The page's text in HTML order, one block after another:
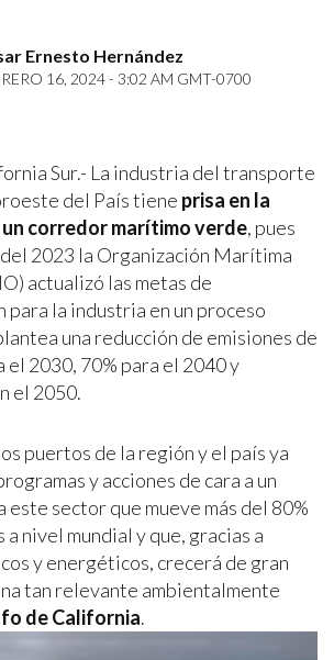
Ernesto Hernández
16, 2024 - 3:02 AM GMT-0700
Sur.- La industria del transporte
del País tiene prisa en la
corredor marítimo verde, pues
2023 la Organización Marítima
actualizó las metas de
para la industria en un proceso
una reducción de emisiones de
el 2030, 70% para el 2040 y
el 2050.
puertos de la región y el país ya
y acciones de cara a un
sector que mueve más del 80%
a nivel mundial y que, gracias a
y energéticos, crecerá de gran
tan relevante ambientalmente
de California.